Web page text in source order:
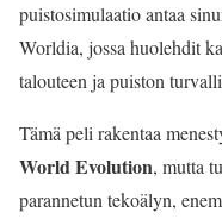
puistosimulaatio antaa
Worldia, jossa huolehdit
talouteen ja puiston
Tämä peli rakentaa
World Evolution, mutta
parannetun tekoälyn,